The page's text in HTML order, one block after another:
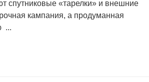
спутниковые «тарелки» и внешние
кампания, а продуманная
...